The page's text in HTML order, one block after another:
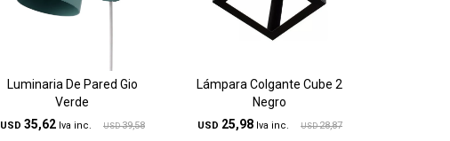
Luminaria De Pared Gio
Verde
USD 35,62 USD 39,58
Lámpara Colgante Cube 2
Negro
USD 25,98 USD 28,87